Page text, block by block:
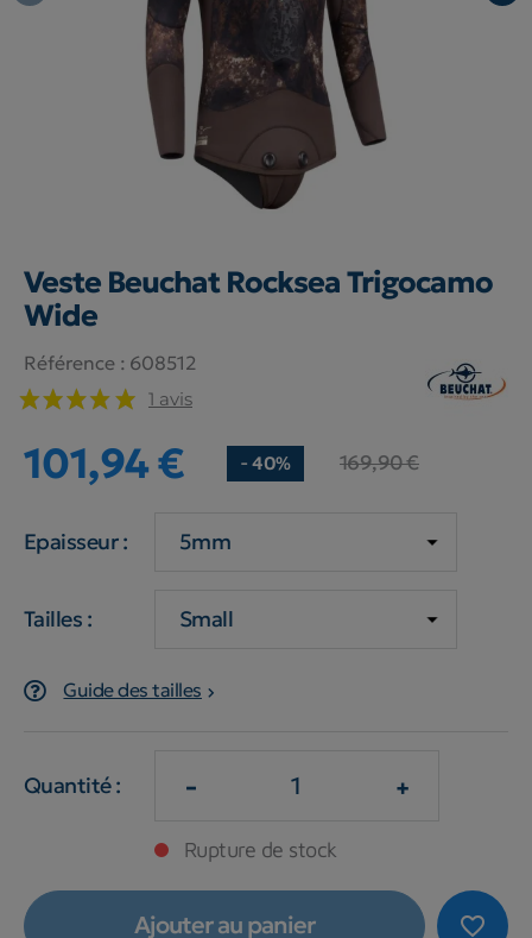
Veste Beuchat Rocksea Trigocamo
Wide
Référence : 608512
1 avis
101,94 € - 40% 169,90 €
Epaisseur :
Tailles :
Guide des tailles
Quantité : - +
Rupture de stock
favorite_border
Ajouter au panier